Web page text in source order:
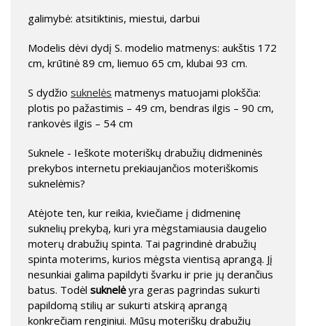
galimybė: atsitiktinis, miestui, darbui
Modelis dėvi dydį S. modelio matmenys: aukštis 172
cm, krūtinė 89 cm, liemuo 65 cm, klubai 93 cm.
S dydžio suknelės matmenys matuojami plokščia:
plotis po pažastimis – 49 cm, bendras ilgis – 90 cm,
rankovės ilgis – 54 cm
Suknele - Ieškote moteriškų drabužių didmeninės
prekybos internetu prekiaujančios moteriškomis
suknelėmis?
Atėjote ten, kur reikia, kviečiame į didmeninę
suknelių prekybą, kuri yra mėgstamiausia daugelio
moterų drabužių spinta. Tai pagrindinė drabužių
spinta moterims, kurios mėgsta vientisą aprangą. Jį
nesunkiai galima papildyti švarku ir prie jų derančius
batus. Todėl suknelėyra geras pagrindas sukurti
papildomą stilių ar sukurti atskirą aprangą
konkrečiam renginiui. Mūsų moteriškų drabužių